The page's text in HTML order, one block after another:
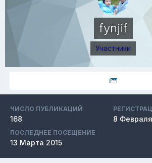
fynjif
Участники
ЧИСЛО ПУБЛИКАЦИЙ
168 8
ПОСЛЕДНЕЕ ПОСЕЩЕНИЕ
13 Марта 2015